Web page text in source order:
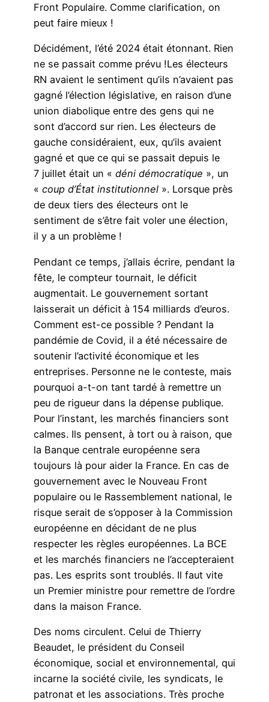
Front Populaire. Comme clarification, on
peut faire mieux !
Décidément, l’été 2024 était étonnant. Rien
ne se passait comme prévu !Les électeurs
RN avaient le sentiment qu’ils n’avaient pas
gagné l’élection législative, en raison d’une
union diabolique entre des gens qui ne
sont d’accord sur rien. Les électeurs de
gauche considéraient, eux, qu’ils avaient
gagné et que ce qui se passait depuis le
7 juillet était un « déni démocratique », un
« coup d’État institutionnel ». Lorsque près
de deux tiers des électeurs ont le
sentiment de s’être fait voler une élection,
il y a un problème !
Pendant ce temps, j’allais écrire, pendant la
fête, le compteur tournait, le déficit
augmentait. Le gouvernement sortant
laisserait un déficit à 154 milliards d’euros.
Comment est-ce possible ? Pendant la
pandémie de Covid, il a été nécessaire de
soutenir l’activité économique et les
entreprises. Personne ne le conteste, mais
pourquoi a-t-on tant tardé à remettre un
peu de rigueur dans la dépense publique.
Pour l’instant, les marchés financiers sont
calmes. Ils pensent, à tort ou à raison, que
la Banque centrale européenne sera
toujours là pour aider la France. En cas de
gouvernement avec le Nouveau Front
populaire ou le Rassemblement national, le
risque serait de s’opposer à la Commission
européenne en décidant de ne plus
respecter les règles européennes. La BCE
et les marchés financiers ne l’accepteraient
pas. Les esprits sont troublés. Il faut vite
un Premier ministre pour remettre de l’ordre
dans la maison France.
Des noms circulent. Celui de Thierry
Beaudet, le président du Conseil
économique, social et environnemental, qui
incarne la société civile, les syndicats, le
patronat et les associations. Très proche